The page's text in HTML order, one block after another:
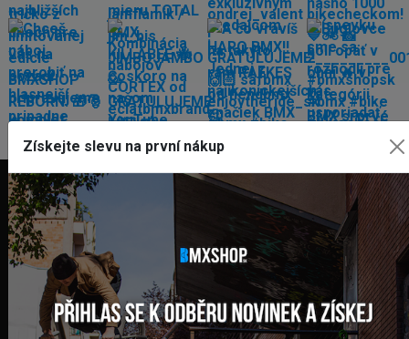
FAKTURAČNÍ ADRESA
GLOBAL DIAMONDS s. r. o.
Námestie sv. Martina 708/30
082 71 Lipany
Slovensko
Získejte slevu na první nákup